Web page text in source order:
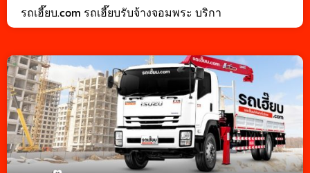
รถเฮี๊ยบ.com รถเฮี๊ยบรับจ้างจอมพระ บริกา